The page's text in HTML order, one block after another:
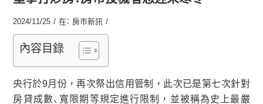
2024/11/25 / 在： 房市新訊 /
內容目錄
央行於9月份，再次祭出信用管制，此次已是第七次針對
房貸成數、寬限期等規定進行限制，並被稱為史上最嚴